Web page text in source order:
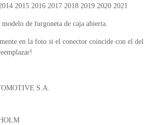
2015 2016 2017 2018 2019 2020 2021
de furgoneta de caja abierta.
en la foto si el conector coincide con el del
S.A.